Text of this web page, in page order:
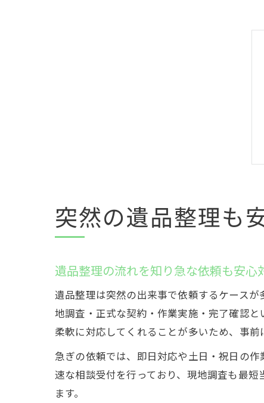
突然の遺品整理も
遺品整理の流れを知り急な依頼も安心
遺品整理は突然の出来事で依頼するケース
地調査・正式な契約・作業実施・完了確認
柔軟に対応してくれることが多いため、事前
急ぎの依頼では、即日対応や土日・祝日の
速な相談受付を行っており、現地調査も最
ます。